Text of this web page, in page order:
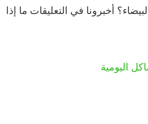
أخبرونا في التعليقات ما إذا
اليومية